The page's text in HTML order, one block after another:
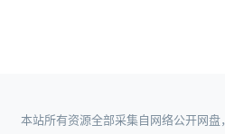
本站所有资源全部采集自网络公开网